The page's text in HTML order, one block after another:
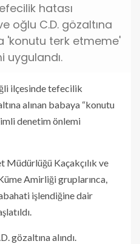
hatası
oğlu C.D. gözaltına
'konutu terk etmeme'
uygulandı.
ilçesinde tefecilik
alınan babaya “konutu
denetim önlemi
Müdürlüğü Kaçakçılık ve
Amirliği gruplarınca,
işlendiğine dair
gözaltına alındı.